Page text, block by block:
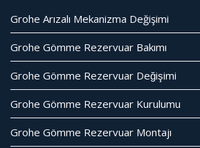
Grohe Arızalı Mekanizma Değişimi
Grohe Gömme Rezervuar Bakımı
Grohe Gömme Rezervuar Değişimi
Grohe Gömme Rezervuar Kurulumu
Grohe Gömme Rezervuar Montajı